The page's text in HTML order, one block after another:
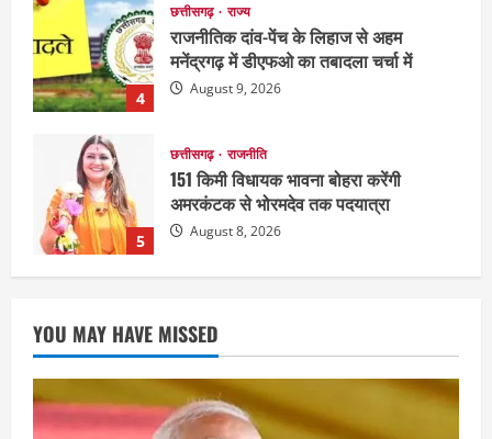
4
छत्तीसगढ़ राज्य
राजनीतिक दांव-पेंच के लिहाज से अहम
मनेंद्रगढ़ में डीएफओ का तबादला चर्चा में
August 9, 2026
5
छत्तीसगढ़ राजनीति
151 किमी विधायक भावना बोहरा करेंगी
अमरकंटक से भोरमदेव तक पदयात्रा
August 8, 2026
1
महाराष्ट्र में सियासी हलचल तेज, पीएम मोदी से
मिलेंगे शरद पवार गुट के सांसद
YOU MAY HAVE MISSED